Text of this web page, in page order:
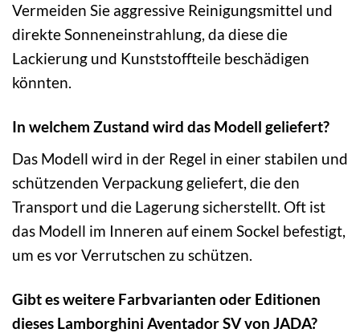
Vermeiden Sie aggressive Reinigungsmittel und
direkte Sonneneinstrahlung, da diese die
Lackierung und Kunststoffteile beschädigen
könnten.
In welchem Zustand wird das Modell geliefert?
Das Modell wird in der Regel in einer stabilen und
schützenden Verpackung geliefert, die den
Transport und die Lagerung sicherstellt. Oft ist
das Modell im Inneren auf einem Sockel befestigt,
um es vor Verrutschen zu schützen.
Gibt es weitere Farbvarianten oder Editionen
dieses Lamborghini Aventador SV von JADA?